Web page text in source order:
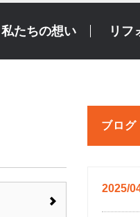
私たちの想い リフ
ブログ
2025/